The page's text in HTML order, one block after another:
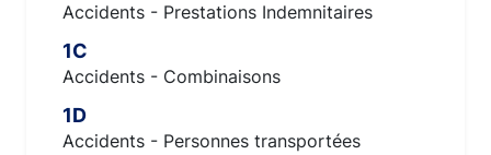
Accidents - Prestations Indemnitaires
1C
Accidents - Combinaisons
1D
Accidents - Personnes transportées